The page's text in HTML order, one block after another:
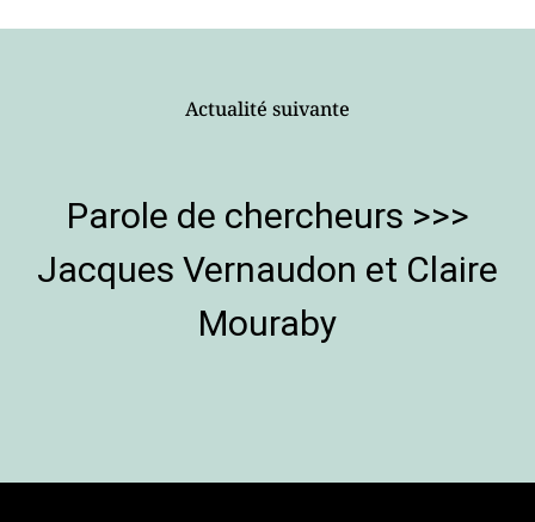
Actualité suivante
Parole de chercheurs >>>
Jacques Vernaudon et Claire
Mouraby